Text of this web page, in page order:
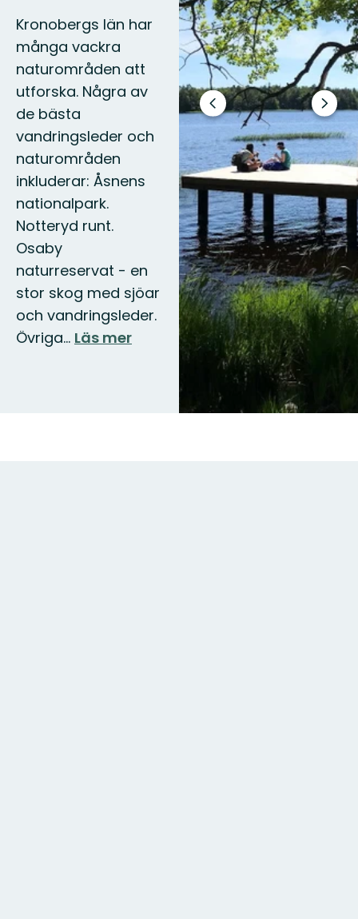
Kronobergs län har
många vackra
naturområden att
utforska. Några av
de bästa
vandringsleder och
naturområden
inkluderar: Åsnens
nationalpark.
Notteryd runt.
Osaby
naturreservat - en
stor skog med sjöar
och vandringsleder.
Övriga… Läs mer
Föregående
bild
Nästa